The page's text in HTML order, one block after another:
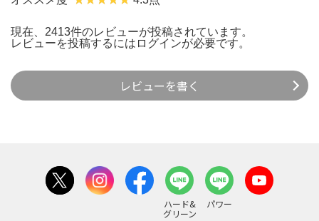
現在、2413件のレビューが投稿されています。
レビューを投稿するには ログインが必要です。
レビューを書く
ハード&
グリーン
パワー